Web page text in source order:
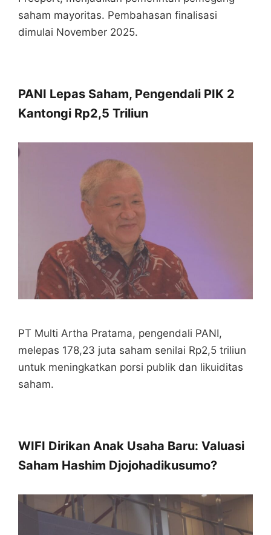
saham mayoritas. Pembahasan finalisasi
dimulai November 2025.
PANI Lepas Saham, Pengendali PIK 2
Kantongi Rp2,5 Triliun
PT Multi Artha Pratama, pengendali PANI,
melepas 178,23 juta saham senilai Rp2,5 triliun
untuk meningkatkan porsi publik dan likuiditas
saham.
WIFI Dirikan Anak Usaha Baru: Valuasi
Saham Hashim Djojohadikusumo?